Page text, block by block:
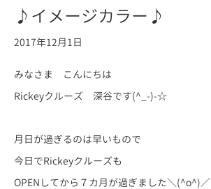
♪イメージカラー♪
2017年12月1日
みなさま こんにちは
Rickeyクルーズ 深谷です(^_-)-☆
月日が過ぎるのは早いもので
今日でRickeyクルーズも
OPENしてから７カ月が過ぎました＼(^o^)／